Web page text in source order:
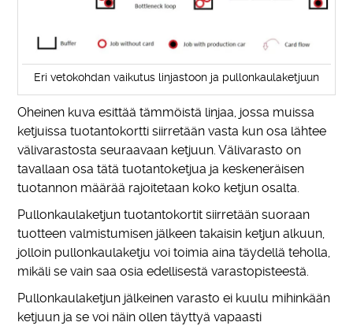
Eri vetokohdan vaikutus linjastoon ja pullonkaulaketjuun
Oheinen kuva esittää tämmöistä linjaa, jossa muissa
ketjuissa tuotantokortti siirretään vasta kun osa lähtee
välivarastosta seuraavaan ketjuun. Välivarasto on
tavallaan osa tätä tuotantoketjua ja keskeneräisen
tuotannon määrää rajoitetaan koko ketjun osalta.
Pullonkaulaketjun tuotantokortit siirretään suoraan
tuotteen valmistumisen jälkeen takaisin ketjun alkuun,
jolloin pullonkaulaketju voi toimia aina täydellä teholla,
mikäli se vain saa osia edellisestä varastopisteestä.
Pullonkaulaketjun jälkeinen varasto ei kuulu mihinkään
ketjuun ja se voi näin ollen täyttyä vapaasti